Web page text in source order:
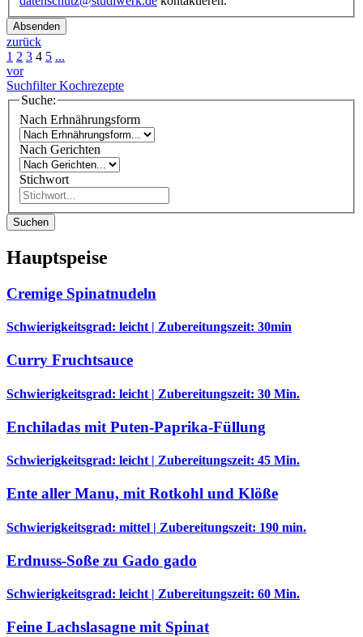
Absenden
zurück
1 2 3 4 5 ...
vor
Suchfilter Kochrezepte
Suche:
Nach Erhnährungsform
Nach Gerichten
Stichwort
Suchen
Hauptspeise
Cremige Spinatnudeln
Schwierigkeitsgrad: leicht | Zubereitungszeit: 30min
Curry Fruchtsauce
Schwierigkeitsgrad: leicht | Zubereitungszeit: 30 Min.
Enchiladas mit Puten-Paprika-Füllung
Schwierigkeitsgrad: leicht | Zubereitungszeit: 45 Min.
Ente aller Manu, mit Rotkohl und Klöße
Schwierigkeitsgrad: mittel | Zubereitungszeit: 190 min.
Erdnuss-Soße zu Gado gado
Schwierigkeitsgrad: leicht | Zubereitungszeit: 60 Min.
Feine Lachslasagne mit Spinat